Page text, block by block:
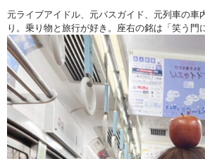
元ライブアイドル、元バスガイド、元列車の車
り。乗り物と旅行が好き。座右の銘は「笑う門